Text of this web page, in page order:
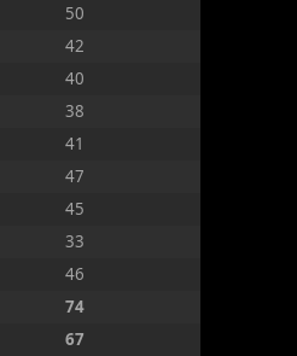
50
42
40
38
41
47
45
33
46
74
67